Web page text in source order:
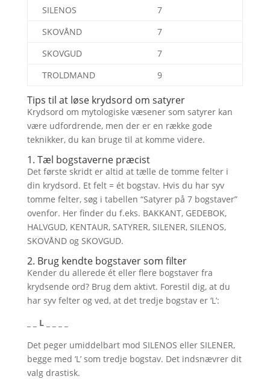
SILENOS
7
SKOVÅND
7
SKOVGUD
7
TROLDMAND
9
Tips til at løse krydsord om satyrer
Krydsord om mytologiske væsener som satyrer kan
være udfordrende, men der er en række gode
teknikker, du kan bruge til at komme videre.
1. Tæl bogstaverne præcist
Det første skridt er altid at tælle de tomme felter i
din krydsord. Et felt = ét bogstav. Hvis du har syv
tomme felter, søg i tabellen “Satyrer på 7 bogstaver”
ovenfor. Her finder du f.eks. BAKKANT, GEDEBOK,
HALVGUD, KENTAUR, SATYRER, SILENER, SILENOS,
SKOVÅND og SKOVGUD.
2. Brug kendte bogstaver som filter
Kender du allerede ét eller flere bogstaver fra
krydsende ord? Brug dem aktivt. Forestil dig, at du
har syv felter og ved, at det tredje bogstav er ‘L’:
_ _ L _ _ _ _
Det peger umiddelbart mod SILENOS eller SILENER,
begge med ‘L’ som tredje bogstav. Det indsnævrer dit
valg drastisk.